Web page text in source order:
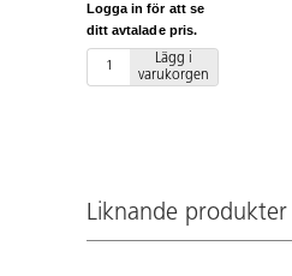
spraya dynorna
lätt med vatten
innan
användandet så
stämpeldyna.
Logga in för att se
ditt avtalade pris.
Lägg i
varukorgen
Liknande produkter